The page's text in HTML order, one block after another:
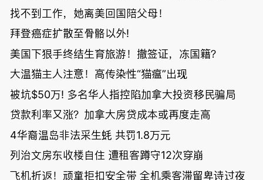
找不到工作，她离美回国陪父母！
拜登癌症扩散至骨骼以外!
美国下狠手终结生育旅游！撤签证，冻国籍？
大温猫主人注意！高传染性“猫瘟”出现
被坑$50万! 多名华人指控陷加拿大投资移民骗局
贷款利率又涨？加拿大房贷成本或再度走高
4华裔温岛非法采生蚝 共罚1.8万元
列治文房东收楼自住 遭租客蹲守12次穿崩
飞机折返！顽童拒扣安全带 全机乘客滞留卑诗过夜